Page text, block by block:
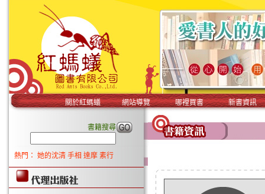
關於紅螞蟻 網站導覽 哪裡買書 新書資訊
書籍搜尋
熱門： 她的沈清 手相 達摩 素行